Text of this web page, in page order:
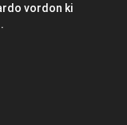
vordon ki